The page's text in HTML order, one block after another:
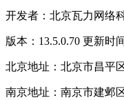
开发者：北京瓦力网络
版本：13.5.0.70 更新时
北京地址：北京市昌平
南京地址：南京市建邺